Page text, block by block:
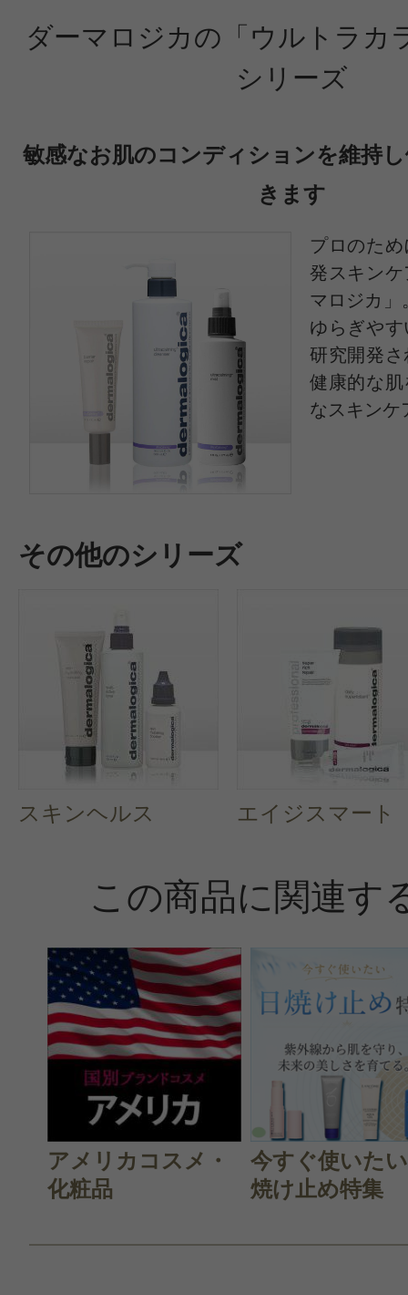
ダーマロジカの「ウルトラカ
シリーズ
敏感なお肌のコンディションを維持
きます
プロのた
発スキン
マロジカ」
ゆらぎや
研究開発
健康的な
なスキンケ
その他のシリーズ
スキンヘルス エイジスマート
この商品に関連す
アメリカコスメ・
化粧品
今すぐ使いた
焼け止め特集